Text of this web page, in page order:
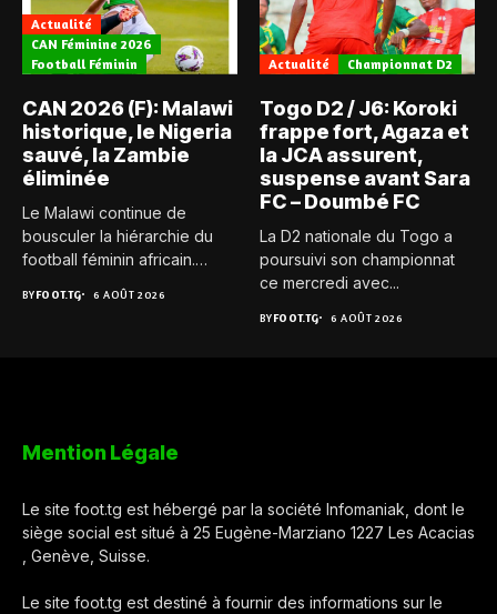
Actualité
CAN Féminine 2026
Football Féminin
CAN 2026 (F): Malawi
historique, le Nigeria
sauvé, la Zambie
éliminée
Le Malawi continue de
bousculer la hiérarchie du
football féminin africain.
BYFOOT.TG 6 AOÛT 2026
Actualité Championnat D2
Togo D2 / J6: Koroki
frappe fort, Agaza et
la JCA assurent,
suspense avant Sara
FC – Doumbé FC
La D2 nationale du Togo a
poursuivi son championnat
ce mercredi avec...
BYFOOT.TG 6 AOÛT 2026
Mention Légale
Le site foot.tg est hébergé par la société Infomaniak, dont le
siège social est situé à 25 Eugène-Marziano 1227 Les Acacias
, Genève, Suisse.
Le site foot.tg est destiné à fournir des informations sur le